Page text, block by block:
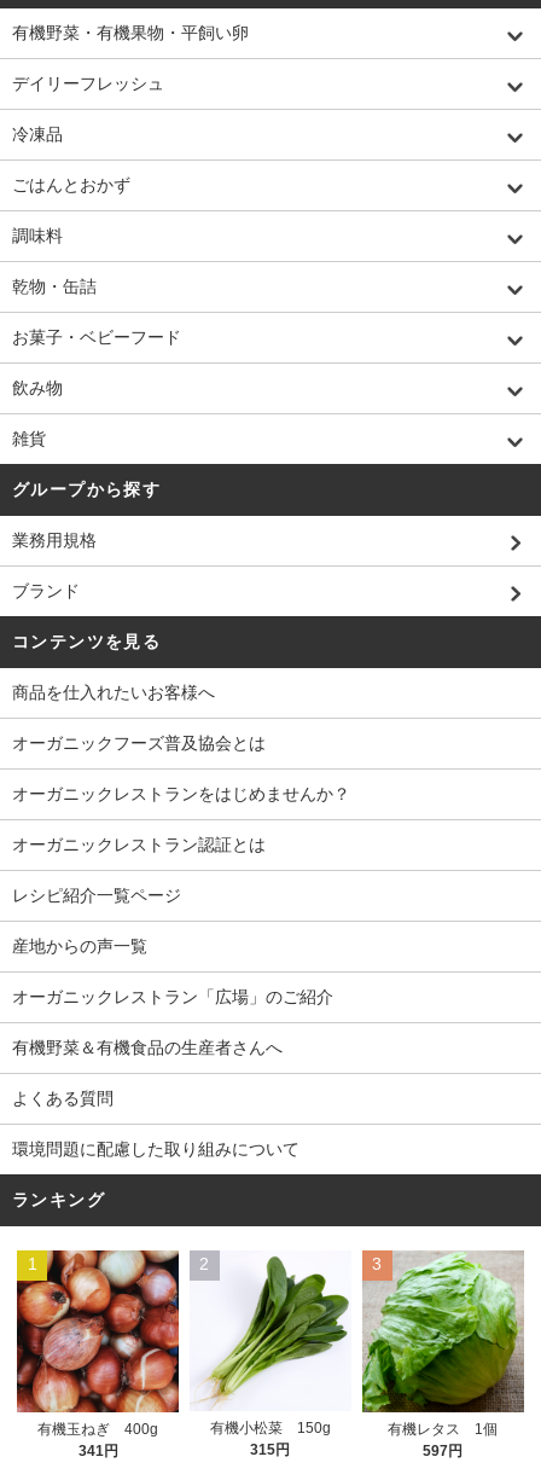
有機野菜・有機果物・平飼い卵
デイリーフレッシュ
冷凍品
ごはんとおかず
調味料
乾物・缶詰
お菓子・ベビーフード
飲み物
雑貨
グループから探す
業務用規格
ブランド
コンテンツを見る
商品を仕入れたいお客様へ
オーガニックフーズ普及協会とは
オーガニックレストランをはじめませんか？
オーガニックレストラン認証とは
レシピ紹介一覧ページ
産地からの声一覧
オーガニックレストラン「広場」のご紹介
有機野菜＆有機食品の生産者さんへ
よくある質問
環境問題に配慮した取り組みについて
ランキング
1
有機玉ねぎ 400g
341円
2
有機小松菜 150g
315円
3
有機レタス 1個
597円